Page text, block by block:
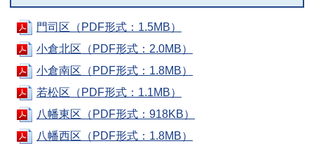
門司区（PDF形式：1.5MB）
小倉北区（PDF形式：2.0MB）
小倉南区（PDF形式：1.8MB）
若松区（PDF形式：1.1MB）
八幡東区（PDF形式：918KB）
八幡西区（PDF形式：1.8MB）